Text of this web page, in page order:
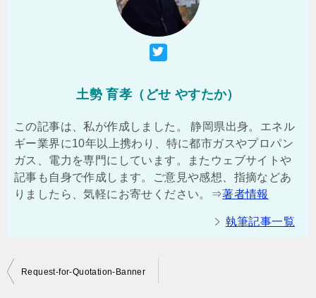
土勢 育孝（どせ やすたか）
この記事は、私が作成しました。 静岡県出身。エネル
ギー業界に10年以上携わり、特に都市ガスやプロパン
ガス、電力を専門にしています。またウェブサイトや
記事も自身で作成します。ご意見や感想、指摘などあ
りましたら、気軽にお寄せください。⇒著者情報
執筆記事一覧
投
Request-for-Quotation-Banner